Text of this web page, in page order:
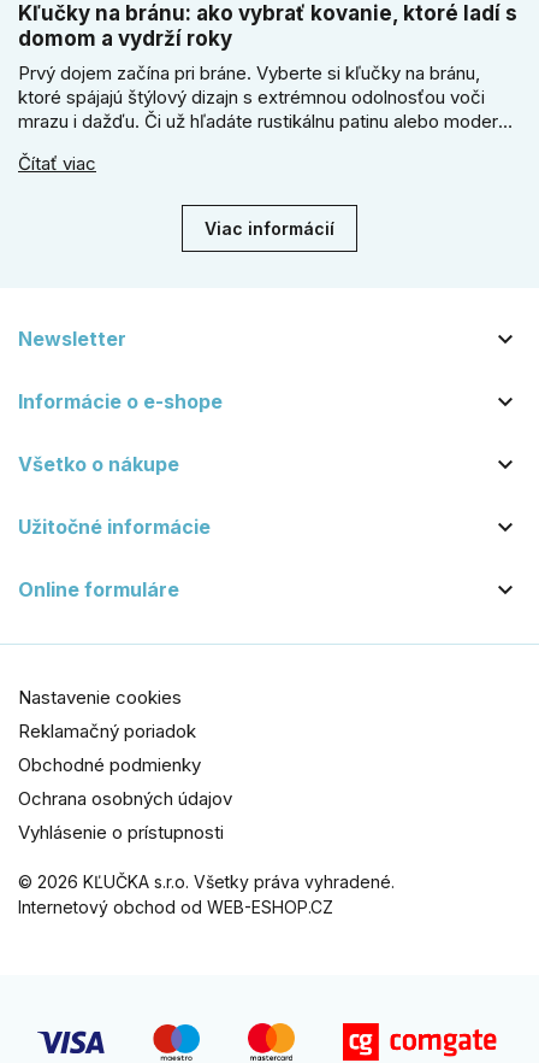
Kľučky na bránu: ako vybrať kovanie, ktoré ladí s
domom a vydrží roky
Prvý dojem začína pri bráne. Vyberte si kľučky na bránu,
ktoré spájajú štýlový dizajn s extrémnou odolnosťou voči
mrazu i dažďu. Či už hľadáte rustikálnu patinu alebo moderné
vydrží roky. Zabezpečte svoj vstup kvalitou, ktorá prežije
Čítať viac
Viac informácií
Newsletter 
Informácie o e-shope 
Všetko o nákupe 
Užitočné informácie 
Online formuláre 
© 2026 KĽUČKA s.r.o. Všetky práva vyhradené.
Internetový obchod od WEB-ESHOP.CZ
Nastavenie cookies
Reklamačný poriadok
Obchodné podmienky
Ochrana osobných údajov
Vyhlásenie o prístupnosti